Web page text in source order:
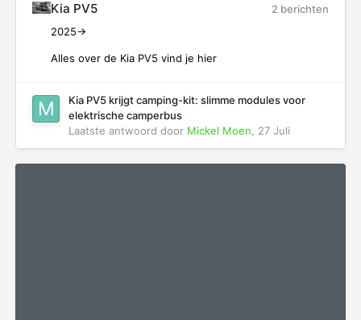
Kia PV5
2 berichten
2025->
Alles over de Kia PV5 vind je hier
Kia PV5 krijgt camping-kit: slimme modules voor
elektrische camperbus
Laatste antwoord door Mickel Moen 27 Juli